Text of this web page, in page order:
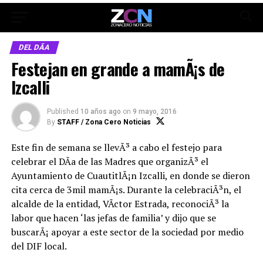
DEL DÃ­A
Festejan en grande a mamÃ¡s de
Izcalli
Published 10 años ago on 9 mayo, 2016
By STAFF / Zona Cero Noticias
Este fin de semana se llevÃ³ a cabo el festejo para
celebrar el DÃ­a de las Madres que organizÃ³ el
Ayuntamiento de CuautitlÃ¡n Izcalli, en donde se dieron
cita cerca de 3mil mamÃ¡s. Durante la celebraciÃ³n, el
alcalde de la entidad, VÃ­ctor Estrada, reconociÃ³ la
labor que hacen ‘las jefas de familia’ y dijo que se
buscarÃ¡ apoyar a este sector de la sociedad por medio
del DIF local.